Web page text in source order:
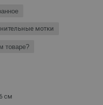
мотки
товаре?
см